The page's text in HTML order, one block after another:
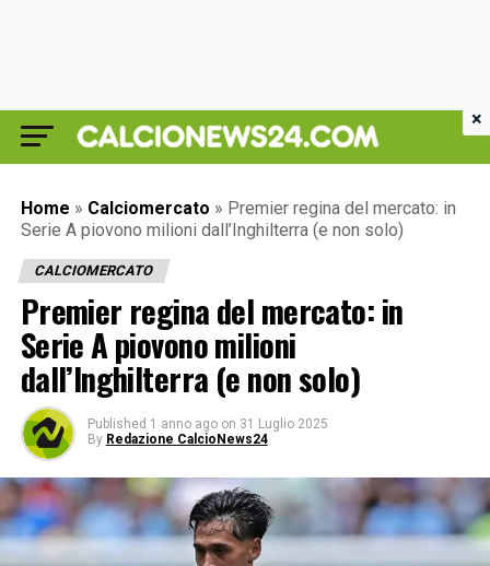
Home » Calciomercato » Premier regina del mercato: in
Serie A piovono milioni dall’Inghilterra (e non solo)
CALCIOMERCATO
Premier regina del mercato: in
Serie A piovono milioni
dall’Inghilterra (e non solo)
Published 1 anno ago on 31 Luglio 2025
By Redazione CalcioNews24
×